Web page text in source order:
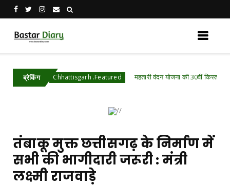
ब्रेकिंग
Chhattisgarh .Featured महतारी वंदन योजना की 30वीं किस्त होगी जारी,
तंबाकू मुक्त छत्तीसगढ़ के निर्माण में
सभी की भागीदारी जरूरी : मंत्री
लक्ष्मी राजवाड़े